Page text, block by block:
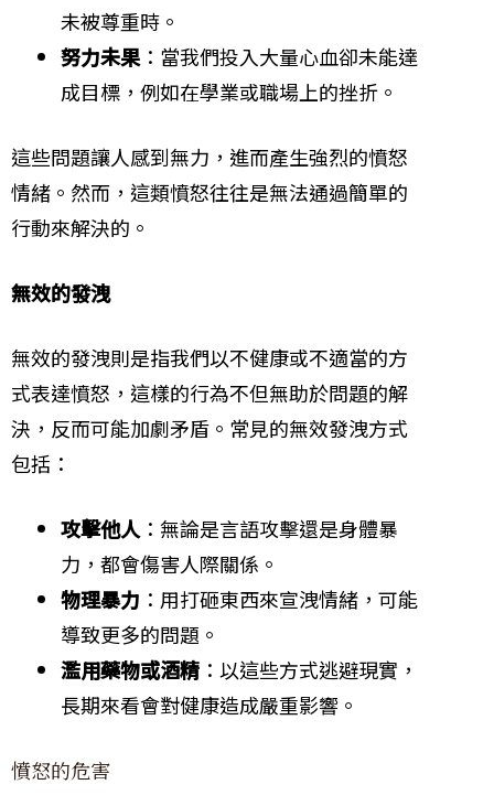
未被尊重時。
努力未果 ：當我們投入大量心血卻未能達
成目標，例如在學業或職場上的挫折。
這些問題讓人感到無力，進而產生強烈的憤怒
情緒。然而，這類憤怒往往是無法通過簡單的
行動來解決的。
無效的發洩
無效的發洩則是指我們以不健康或不適當的方
式表達憤怒，這樣的行為不但無助於問題的解
決，反而可能加劇矛盾。常見的無效發洩方式
包括：
攻擊他人 ：無論是言語攻擊還是身體暴
力，都會傷害人際關係。
物理暴力 ：用打砸東西來宣洩情緒，可能
導致更多的問題。
濫用藥物或酒精 ：以這些方式逃避現實，
長期來看會對健康造成嚴重影響。
憤怒的危害